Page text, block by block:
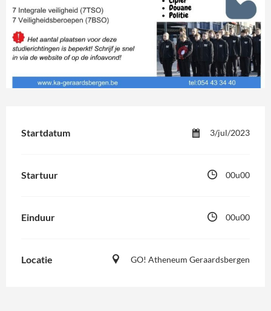
Startdatum 3/jul/2023
Startuur 00u00
Einduur 00u00
Locatie GO! Atheneum Geraardsbergen